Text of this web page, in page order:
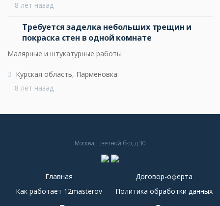
8 лет назад
Требуется заделка небольших трещин и
покраска стен в одной комнате
Малярные и штукатурные работы
8 лет назад
Курская область, Парменовка
Москва, Цветной б-р, д.30
Главная
Договор-оферта
Как работает 12masterov
Политика обработки данных